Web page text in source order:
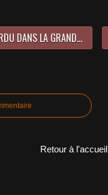
LE PIANISTE DE JAZZ PERDU DANS LA GRANDE VILLE DE BARCELONE
Retour à l'accueil